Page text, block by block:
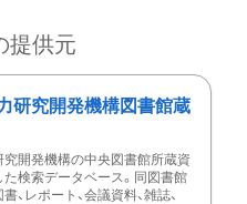
提供元
研究開発機構図書館蔵
究開発機構の中央図書館所蔵資
検索データベース。同図書館
、レポート、会議資料、雑誌、